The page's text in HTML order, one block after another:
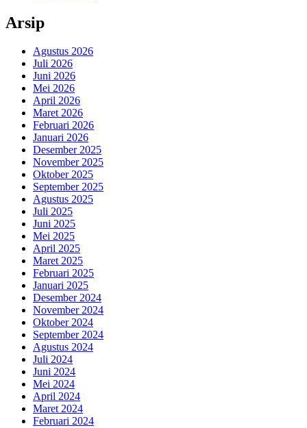
Arsip
Agustus 2026
Juli 2026
Juni 2026
Mei 2026
April 2026
Maret 2026
Februari 2026
Januari 2026
Desember 2025
November 2025
Oktober 2025
September 2025
Agustus 2025
Juli 2025
Juni 2025
Mei 2025
April 2025
Maret 2025
Februari 2025
Januari 2025
Desember 2024
November 2024
Oktober 2024
September 2024
Agustus 2024
Juli 2024
Juni 2024
Mei 2024
April 2024
Maret 2024
Februari 2024